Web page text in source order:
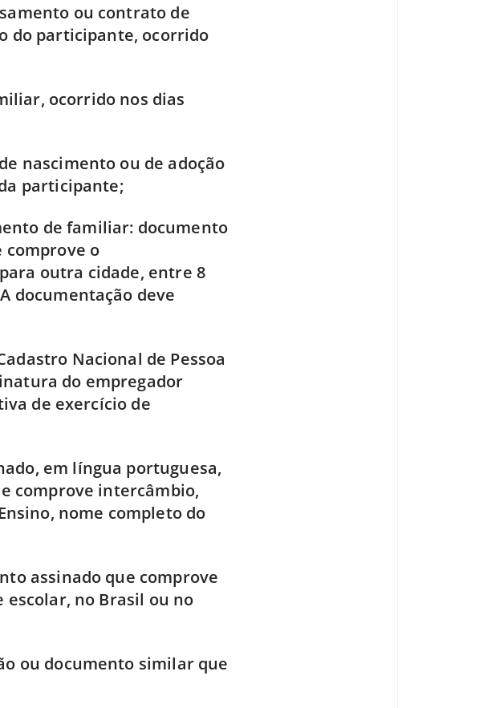
ou contrato de
do participante, ocorrido
ocorrido nos dias
nascimento ou de adoção
participante;
de familiar: documento
o
outra cidade, entre 8
documentação deve
Nacional de Pessoa
do empregador
de exercício de
em língua portuguesa,
comprove intercâmbio,
nome completo do
assinado que comprove
no Brasil ou no
ou documento similar que